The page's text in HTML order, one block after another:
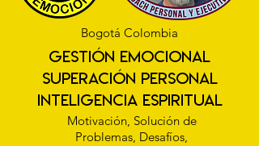
gestión emocional
superación personal
INTELIGENCIA ESPIRITUAL
Motivación, Solución de
Problemas, Desafíos,
Bogotá Colombia